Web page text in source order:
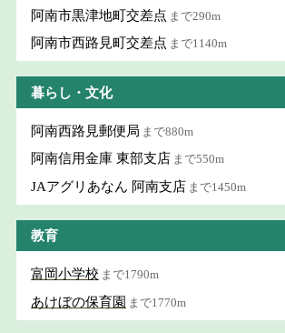
阿南市黒津地町交差点 まで290m
阿南市西路見町交差点 まで1140m
暮らし・文化
阿南西路見郵便局 まで880m
阿南信用金庫 東部支店 まで550m
JAアグリあなん 阿南支店 まで1450m
教育
富岡小学校 まで1790m
あけぼの保育園 まで1770m